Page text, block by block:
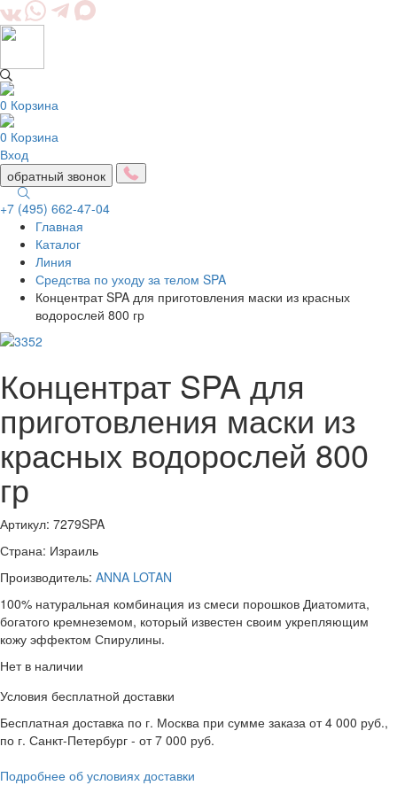
0 Корзина
0 Корзина
Вход
обратный звонок
+7 (495) 662-47-04
Главная
Каталог
Линия
Средства по уходу за телом SPA
Концентрат SPA для приготовления маски из красных
водорослей 800 гр
Концентрат SPA для
приготовления маски из
красных водорослей 800
гр
Артикул: 7279SPA
Страна: Израиль
Производитель: ANNA LOTAN
100% натуральная комбинация из смеси порошков Диатомита,
богатого кремнеземом, который известен своим укрепляющим
кожу эффектом Спирулины.
Нет в наличии
Условия бесплатной доставки
Бесплатная доставка по г. Москва при сумме заказа от 4 000 руб.,
по г. Санкт-Петербург - от 7 000 руб.
Подробнее об условиях доставки